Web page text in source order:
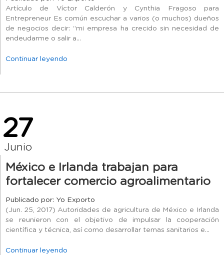
Artículo de Víctor Calderón y Cynthia Fragoso para
Entrepreneur Es común escuchar a varios (o muchos) dueños
de negocios decir: “mi empresa ha crecido sin necesidad de
endeudarme o salir a...
Continuar leyendo
27
Junio
México e Irlanda trabajan para
fortalecer comercio agroalimentario
Publicado por: Yo Exporto
(Jun. 25, 2017) Autoridades de agricultura de México e Irlanda
se reunieron con el objetivo de impulsar la cooperación
científica y técnica, así como desarrollar temas sanitarios e...
Continuar leyendo